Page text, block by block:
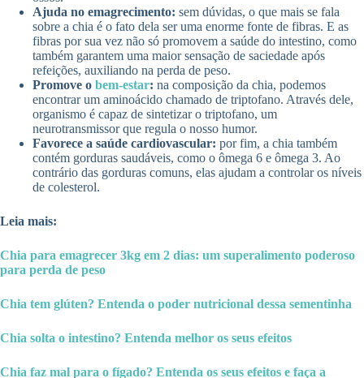
Ajuda no emagrecimento: sem dúvidas, o que mais se fala
sobre a chia é o fato dela ser uma enorme fonte de fibras. E as
fibras por sua vez não só promovem a saúde do intestino, como
também garantem uma maior sensação de saciedade após
refeições, auxiliando na perda de peso.
Promove o bem-estar: na composição da chia, podemos
encontrar um aminoácido chamado de triptofano. Através dele,
organismo é capaz de sintetizar o triptofano, um
neurotransmissor que regula o nosso humor.
Favorece a saúde cardiovascular: por fim, a chia também
contém gorduras saudáveis, como o ômega 6 e ômega 3. Ao
contrário das gorduras comuns, elas ajudam a controlar os níveis
de colesterol.
Leia mais:
Chia para emagrecer 3kg em 2 dias: um superalimento poderoso
para perda de peso
Chia tem glúten? Entenda o poder nutricional dessa sementinha
Chia solta o intestino? Entenda melhor os seus efeitos
Chia faz mal para o fígado? Entenda os seus efeitos e faça a